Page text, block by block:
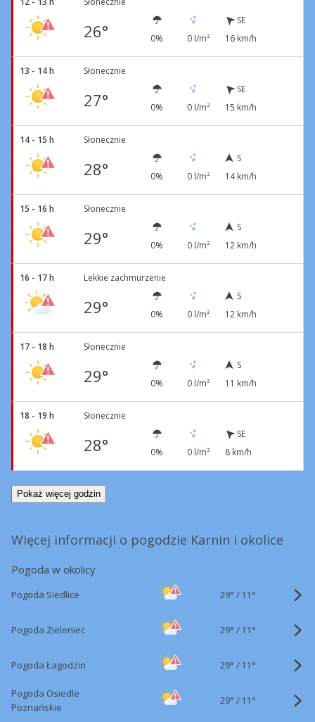
26° 0% 0 l/m²
SE
16 km/h
13 - 14 h Słonecznie
27° 0% 0 l/m²
SE
15 km/h
14 - 15 h Słonecznie
28° 0% 0 l/m²
S
14 km/h
15 - 16 h Słonecznie
29° 0% 0 l/m²
S
12 km/h
16 - 17 h Lekkie zachmurzenie
29° 0% 0 l/m²
S
12 km/h
17 - 18 h Słonecznie
29° 0% 0 l/m²
S
11 km/h
18 - 19 h Słonecznie
28° 0% 0 l/m²
SE
8 km/h
Pokaż więcej godzin
Więcej informacji o pogodzie Karnin i okolice
Pogoda w okolicy
Pogoda Siedlice 29° / 11°
Pogoda Zieleniec 29° / 11°
Pogoda Łagodzin 29° / 11°
Pogoda Osiedle
Poznańskie
29° / 11°